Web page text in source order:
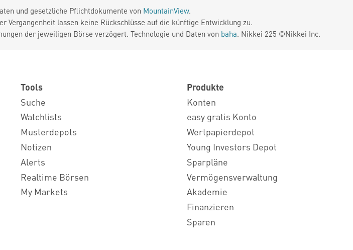
und gesetzliche Pflichtdokumente von MountainView.
Vergangenheit lassen keine Rückschlüsse auf die künftige Entwicklung zu.
der jeweiligen Börse verzögert. Technologie und Daten von baha. Nikkei 225 ©Nikkei Inc.
Tools
Suche
Watchlists
Musterdepots
Notizen
Alerts
Realtime Börsen
My Markets
Produkte
Konten
easy gratis Konto
Wertpapierdepot
Young Investors Depot
Sparpläne
Vermögensverwaltung
Akademie
Finanzieren
Sparen